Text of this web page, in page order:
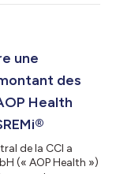
une
des
Health
de la CCI a
(« AOP Health »)